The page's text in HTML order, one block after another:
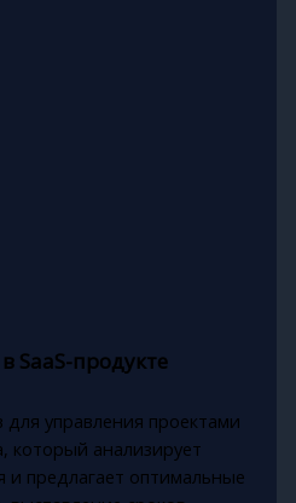
SaaS-продукте
для управления проектами
который анализирует
и предлагает оптимальные